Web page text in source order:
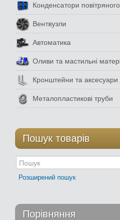
Конденсатори
Вентвузли
Автоматика
Оливи та мастильні
Кронштейни та аксесуари
Металопластикові труби
Пошук товарів
Розширений пошук
Порівняння